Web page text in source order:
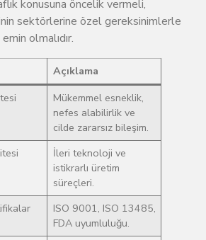
konusuna öncelik vermeli,
sektörlerine özel gereksinimlerle
olmalıdır.
Açıklama
Mükemmel esneklik,
nefes alabilirlik ve
cilde zararsız bileşim.
İleri teknoloji ve
istikrarlı üretim
süreçleri.
ISO 9001, ISO 13485,
FDA uyumluluğu.